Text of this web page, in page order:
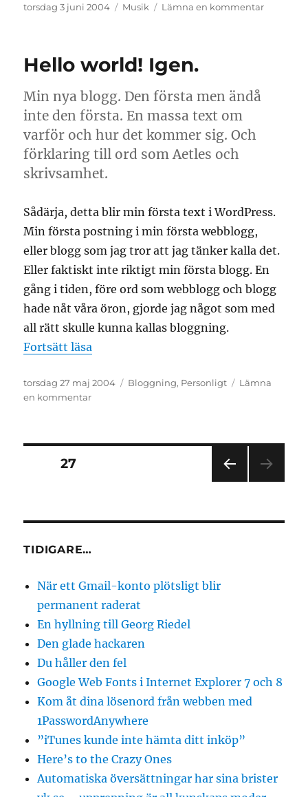
Publicerat
torsdag 3 juni 2004 Kategorier
Musik Lämna en kommentartill
Hello world! Igen.
Min nya blogg. Den första men ändå
inte den första. En massa text om
varför och hur det kommer sig. Och
förklaring till ord som Aetles och
skrivsamhet.
Sådärja, detta blir min första text i WordPress.
Min första postning i min första webblogg,
eller blogg som jag tror att jag tänker kalla det.
Eller faktiskt inte riktigt min första blogg. En
gång i tiden, före ord som webblogg och blogg
hade nåt våra öron, gjorde jag något som med
all rätt skulle kunna kallas bloggning.
Fortsätt läsa
Publicerat
den
torsdag 27 maj 2004 Kategorier
Bloggning, Personligt
Lämna
en kommentartill
Sidnumrering
inlägg
E
SIDA27
TIDIGARE…
När ett Gmail-konto plötsligt blir
permanent raderat
En hyllning till Georg Riedel
Den glade hackaren
Du håller den fel
Google Web Fonts i Internet Explorer 7 och 8
Kom åt dina lösenord från webben med
1PasswordAnywhere
”iTunes kunde inte hämta ditt inköp”
Here’s to the Crazy Ones
Automatiska översättningar har sina brister